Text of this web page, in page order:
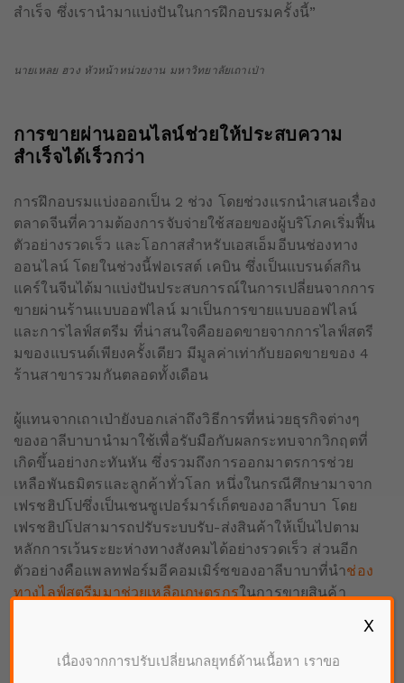
สำเร็จ ซึ่งเรานำมาแบ่งปันในการฝึกอบรมครั้งนี้”
นายเหลย ฮวง หัวหน้าหน่วยงาน มหาวิทยาลัยเถาเป่า
การขายผ่านออนไลน์ช่วยให้ประสบความ
สำเร็จได้เร็วกว่า
การฝึกอบรมแบ่งออกเป็น 2 ช่วง โดยช่วงแรกนำเสนอเรื่อง
ตลาดจีนที่ความต้องการจับจ่ายใช้สอยของผู้บริโภคเริ่มฟื้น
ตัวอย่างรวดเร็ว และโอกาสสำหรับเอสเอ็มอีบนช่องทาง
ออนไลน์ โดยในช่วงนี้ฟอเรสต์ เคบิน ซึ่งเป็นแบรนด์สกิน
แคร์ในจีนได้มาแบ่งปันประสบการณ์ในการเปลี่ยนจากการ
ขายผ่านร้านแบบออฟไลน์ มาเป็นการขายแบบออฟไลน์
และการไลฟ์สตรีม ที่น่าสนใจคือยอดขายจากการไลฟ์สตรี
มของแบรนด์เพียงครั้งเดียว มีมูลค่าเท่ากับยอดขายของ 4
ร้านสาขารวมกันตลอดทั้งเดือน
ผู้แทนจากเถาเป่ายังบอกเล่าถึงวิธีการที่หน่วยธุรกิจต่างๆ
ของอาลีบาบานำมาใช้เพื่อรับมือกับผลกระทบจากวิกฤตที่
เกิดขึ้นอย่างกะทันหัน ซึ่งรวมถึงการออกมาตรการช่วย
เหลือพันธมิตรและลูกค้าทั่วโลก หนึ่งในกรณีศึกษามาจาก
เฟรชฮิปโปซึ่งเป็นเชนซูเปอร์มาร์เก็ตของอาลีบาบา โดย
เฟรชฮิปโปสามารถปรับระบบรับ-ส่งสินค้าให้เป็นไปตาม
หลักการเว้นระยะห่างทางสังคมได้อย่างรวดเร็ว ส่วนอีก
ตัวอย่างคือแพลทฟอร์มอีคอมเมิร์ซของอาลีบาบาที่นำช่อง
ทางไลฟ์สตรีมมาช่วยเหลือเกษตรกรในการขายสินค้า
มือผู้บริโภคอย่างรวดเร็ว
เนื่องจากการปรับเปลี่ยนกลยุทธ์ด้านเนื้อหา เราขอ
X